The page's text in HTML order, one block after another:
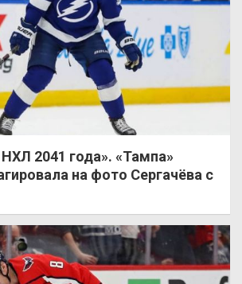
2041 года». «Тампа»
на фото Сергачёва с